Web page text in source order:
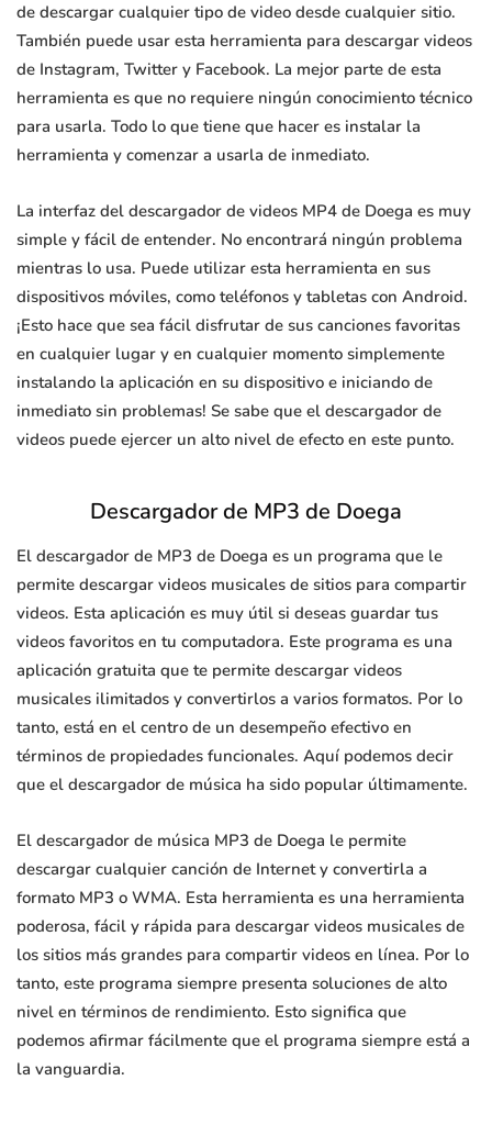
de descargar cualquier tipo de video desde cualquier sitio.
También puede usar esta herramienta para descargar videos
de Instagram, Twitter y Facebook. La mejor parte de esta
herramienta es que no requiere ningún conocimiento técnico
para usarla. Todo lo que tiene que hacer es instalar la
herramienta y comenzar a usarla de inmediato.
La interfaz del descargador de videos MP4 de Doega es muy
simple y fácil de entender. No encontrará ningún problema
mientras lo usa. Puede utilizar esta herramienta en sus
dispositivos móviles, como teléfonos y tabletas con Android.
¡Esto hace que sea fácil disfrutar de sus canciones favoritas
en cualquier lugar y en cualquier momento simplemente
instalando la aplicación en su dispositivo e iniciando de
inmediato sin problemas! Se sabe que el descargador de
videos puede ejercer un alto nivel de efecto en este punto.
Descargador de MP3 de Doega
El descargador de MP3 de Doega es un programa que le
permite descargar videos musicales de sitios para compartir
videos. Esta aplicación es muy útil si deseas guardar tus
videos favoritos en tu computadora. Este programa es una
aplicación gratuita que te permite descargar videos
musicales ilimitados y convertirlos a varios formatos. Por lo
tanto, está en el centro de un desempeño efectivo en
términos de propiedades funcionales. Aquí podemos decir
que el descargador de música ha sido popular últimamente.
El descargador de música MP3 de Doega le permite
descargar cualquier canción de Internet y convertirla a
formato MP3 o WMA. Esta herramienta es una herramienta
poderosa, fácil y rápida para descargar videos musicales de
los sitios más grandes para compartir videos en línea. Por lo
tanto, este programa siempre presenta soluciones de alto
nivel en términos de rendimiento. Esto significa que
podemos afirmar fácilmente que el programa siempre está a
la vanguardia.